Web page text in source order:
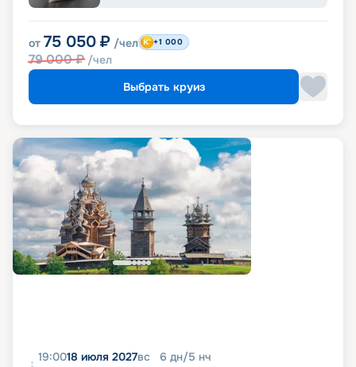
от 75 050 ₽ /чел
79 000₽ /чел
+1 000
Выбрать круиз
19:0018 июля 2027вс 6 дн/5 нч